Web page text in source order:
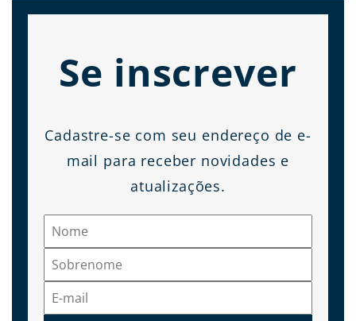
Se inscrever
Cadastre-se com seu endereço de e-
mail para receber novidades e
atualizações.